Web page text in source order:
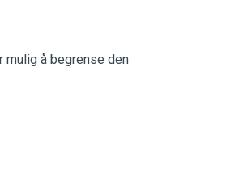
å begrense den